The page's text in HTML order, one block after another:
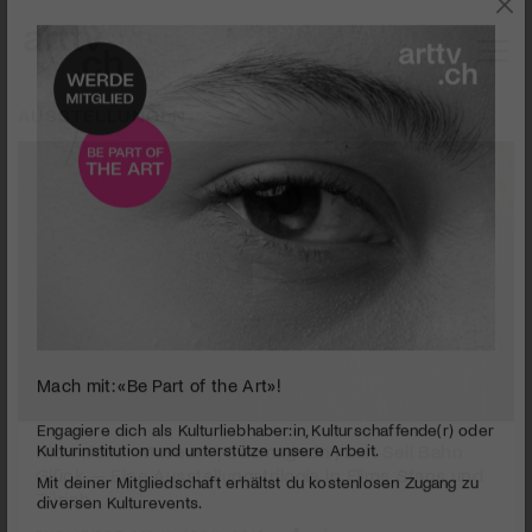
AUSSTELLUNGEN
seconds
minutes,
Nidwaldner Museum | Salzmagazin | Luft Seil Bahn
Glück — Eine Ausstellungstrilogie in Flims, Stans und
Zürich
Engagiere dich als Kulturliebhaber:in, Kulturschaffende(r) oder
Kulturinstitution und unterstütze unsere Arbeit.
Mit deiner Mitgliedschaft erhältst du kostenlosen Zugang zu